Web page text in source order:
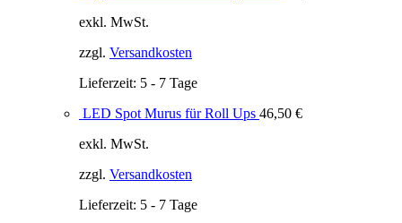
exkl. MwSt.
zzgl. Versandkosten
Lieferzeit: 5 - 7 Tage
LED Spot Murus für Roll Ups 46,50 €
exkl. MwSt.
zzgl. Versandkosten
Lieferzeit: 5 - 7 Tage